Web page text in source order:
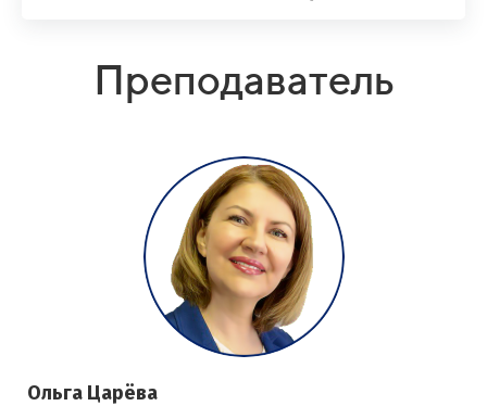
Преподаватель
Ольга Царёва